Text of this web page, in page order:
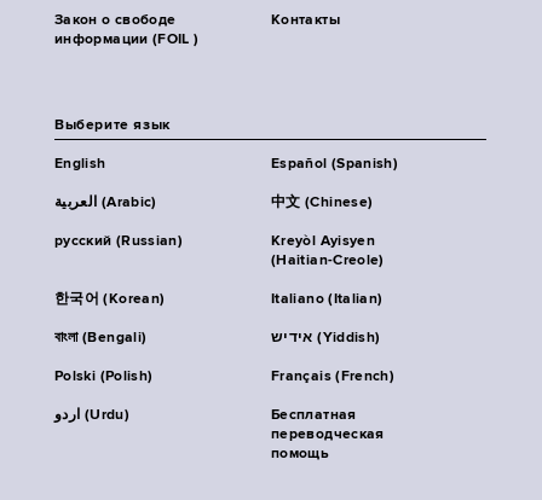
Закон о свободе
информации (FOIL )
Контакты
Выберите язык
English Español (Spanish)
العربية (Arabic) 中文 (Chinese)
русский (Russian)
Kreyòl Ayisyen
(Haitian-Creole)
한국어 (Korean) Italiano (Italian)
বাংলা (Bengali) אידיש (Yiddish)
Polski (Polish) Français (French)
اردو (Urdu)
Бесплатная
переводческая
помощь